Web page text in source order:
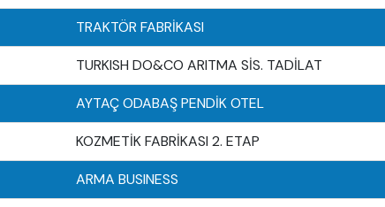
TRAKTÖR FABRİKASI
TURKISH DO&CO ARITMA SİS. TADİLAT
AYTAÇ ODABAŞ PENDİK OTEL
KOZMETİK FABRİKASI 2. ETAP
ARMA BUSINESS